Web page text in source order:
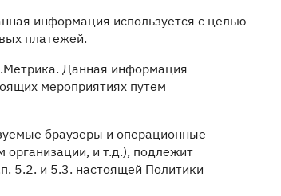
информация используется с целью
платежей.
Данная информация
мероприятиях путем
браузеры и операционные
и т.д.), подлежит
5.2. и 5.3. настоящей Политики